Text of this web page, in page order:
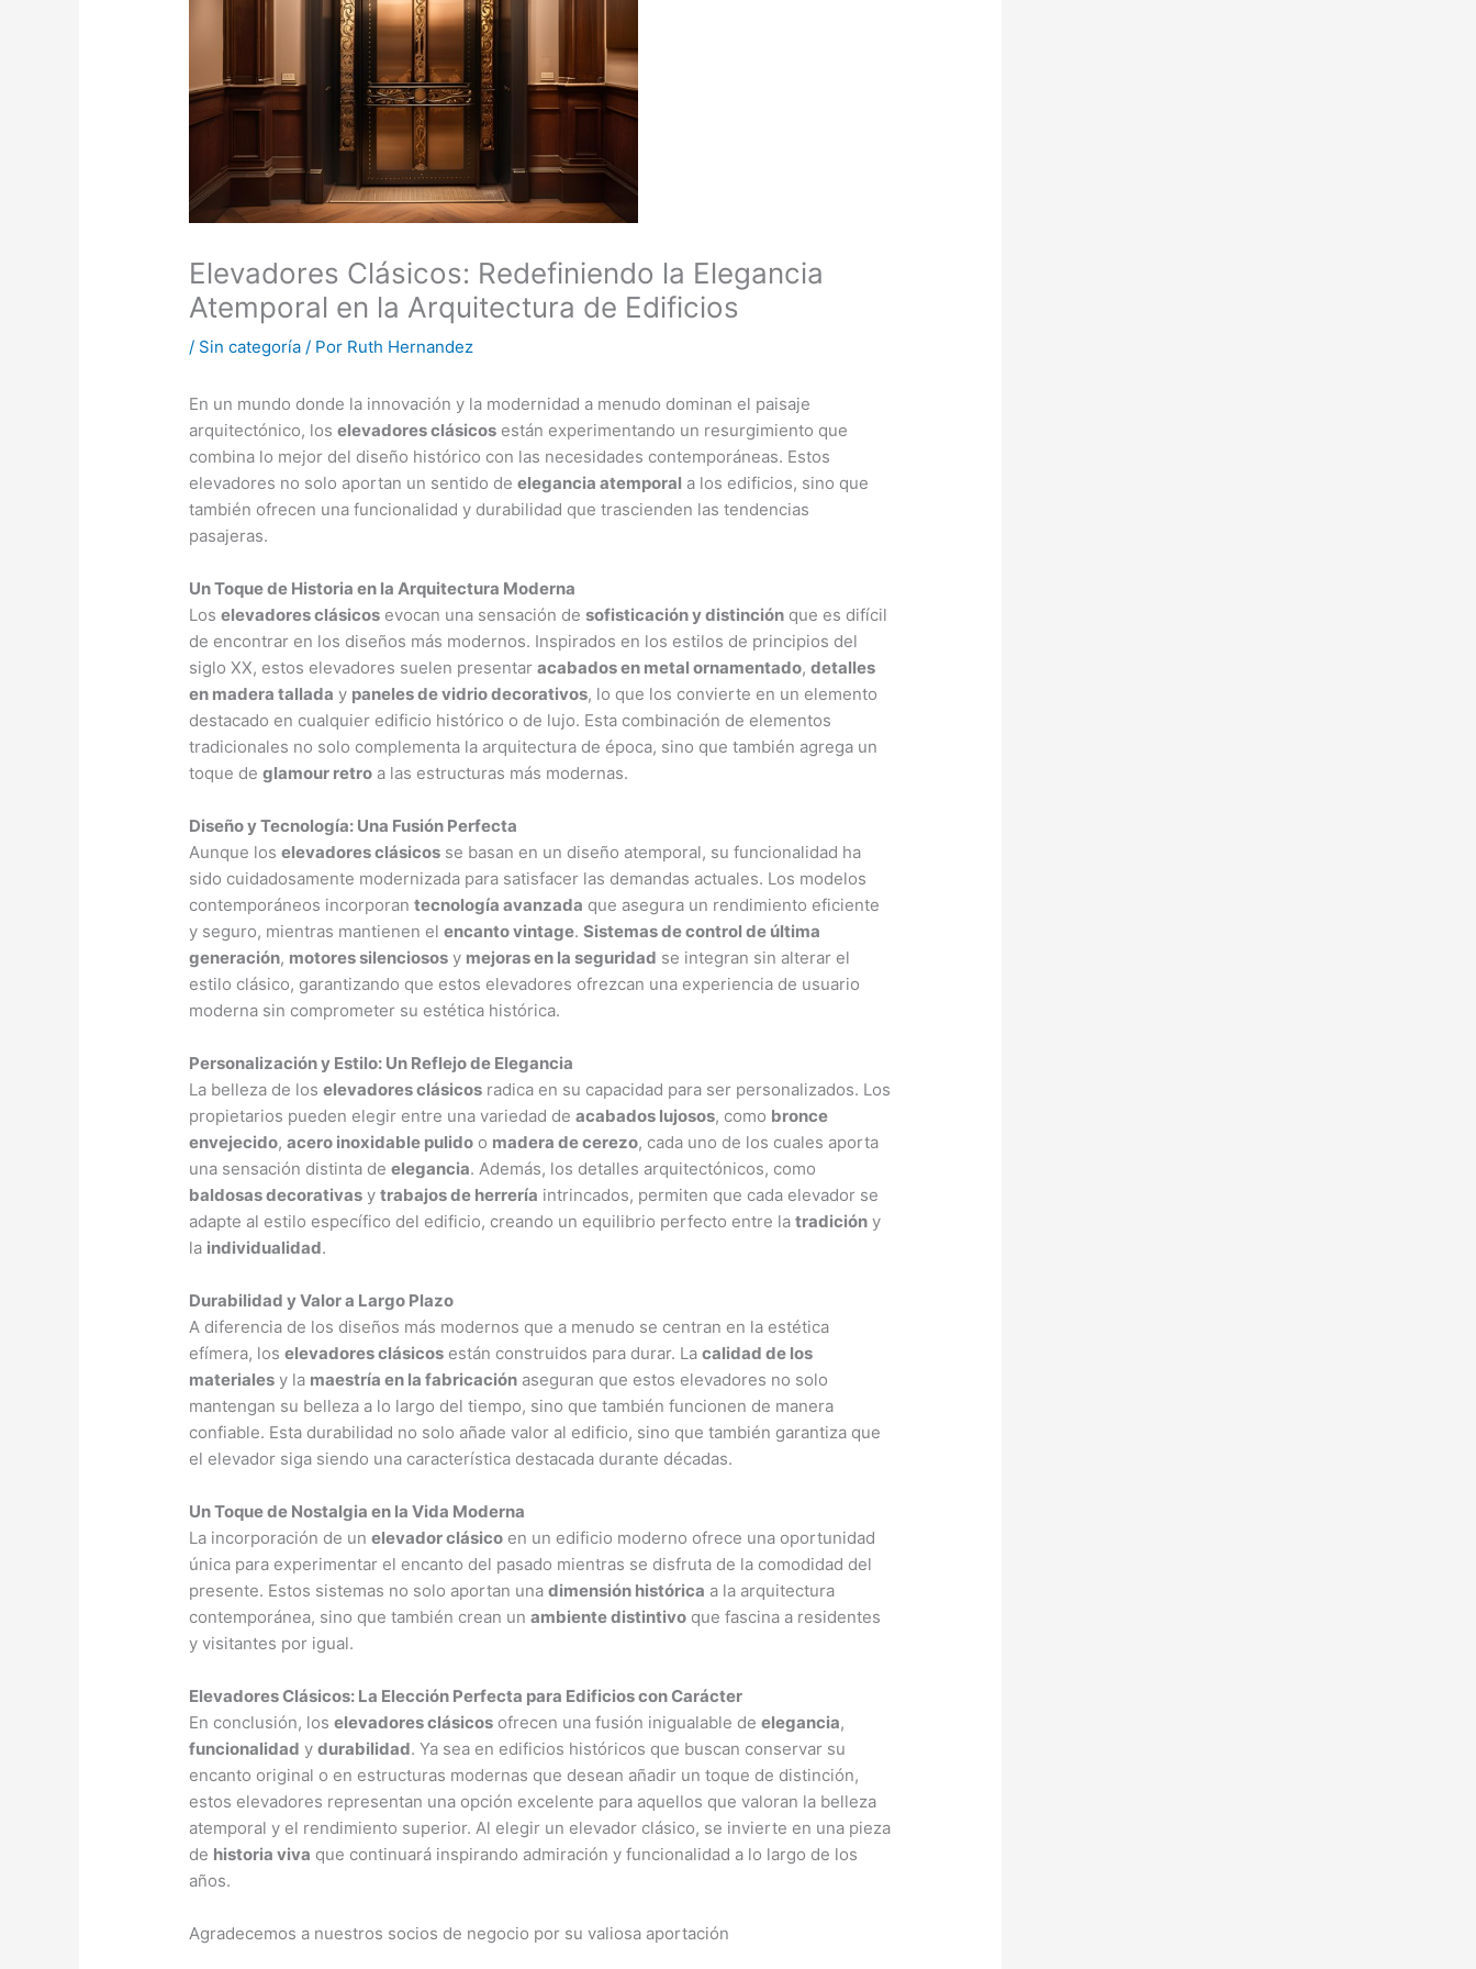
Elevadores Clásicos: Redefiniendo la Elegancia
Atemporal en la Arquitectura de Edificios
/ Sin categoría / Por Ruth Hernandez
En un mundo donde la innovación y la modernidad a menudo dominan el paisaje
arquitectónico, loselevadores clásicos están experimentando un resurgimiento que
combina lo mejor del diseño histórico con las necesidades contemporáneas. Estos
elevadores no solo aportan un sentido deelegancia atemporal a los edificios, sino que
también ofrecen una funcionalidad y durabilidad que trascienden las tendencias
pasajeras.
Un Toque de Historia en la Arquitectura Moderna
Loselevadores clásicos evocan una sensación desofisticación y distinción que es difícil
de encontrar en los diseños más modernos. Inspirados en los estilos de principios del
siglo XX, estos elevadores suelen presentaracabados en metal ornamentado,detalles
en madera tallada y paneles de vidrio decorativos, lo que los convierte en un elemento
destacado en cualquier edificio histórico o de lujo. Esta combinación de elementos
tradicionales no solo complementa la arquitectura de época, sino que también agrega un
toque deglamour retro a las estructuras más modernas.
Diseño y Tecnología: Una Fusión Perfecta
Aunque loselevadores clásicos se basan en un diseño atemporal, su funcionalidad ha
sido cuidadosamente modernizada para satisfacer las demandas actuales. Los modelos
contemporáneos incorporantecnología avanzada que asegura un rendimiento eficiente
y seguro, mientras mantienen elencanto vintage.Sistemas de control de última
generación, motores silenciosos y mejoras en la seguridad se integran sin alterar el
estilo clásico, garantizando que estos elevadores ofrezcan una experiencia de usuario
moderna sin comprometer su estética histórica.
Personalización y Estilo: Un Reflejo de Elegancia
La belleza de loselevadores clásicos radica en su capacidad para ser personalizados. Los
propietarios pueden elegir entre una variedad deacabados lujosos, como bronce
envejecido,acero inoxidable pulido o madera de cerezo, cada uno de los cuales aporta
una sensación distinta deelegancia. Además, los detalles arquitectónicos, como
baldosas decorativas ytrabajos de herrería intrincados, permiten que cada elevador se
adapte al estilo específico del edificio, creando un equilibrio perfecto entre latradición y
la individualidad.
Durabilidad y Valor a Largo Plazo
A diferencia de los diseños más modernos que a menudo se centran en la estética
efímera, loselevadores clásicos están construidos para durar. Lacalidad de los
materiales y la maestría en la fabricación aseguran que estos elevadores no solo
mantengan su belleza a lo largo del tiempo, sino que también funcionen de manera
confiable. Esta durabilidad no solo añade valor al edificio, sino que también garantiza que
el elevador siga siendo una característica destacada durante décadas.
Un Toque de Nostalgia en la Vida Moderna
La incorporación de unelevador clásico en un edificio moderno ofrece una oportunidad
única para experimentar el encanto del pasado mientras se disfruta de la comodidad del
presente. Estos sistemas no solo aportan unadimensión histórica a la arquitectura
contemporánea, sino que también crean unambiente distintivo que fascina a residentes
y visitantes por igual.
Elevadores Clásicos: La Elección Perfecta para Edificios con Carácter
En conclusión, loselevadores clásicos ofrecen una fusión inigualable deelegancia,
funcionalidad ydurabilidad. Ya sea en edificios históricos que buscan conservar su
encanto original o en estructuras modernas que desean añadir un toque de distinción,
estos elevadores representan una opción excelente para aquellos que valoran la belleza
atemporal y el rendimiento superior. Al elegir un elevador clásico, se invierte en una pieza
de historia viva que continuará inspirando admiración y funcionalidad a lo largo de los
años.
Agradecemos a nuestros socios de negocio por su valiosa aportación